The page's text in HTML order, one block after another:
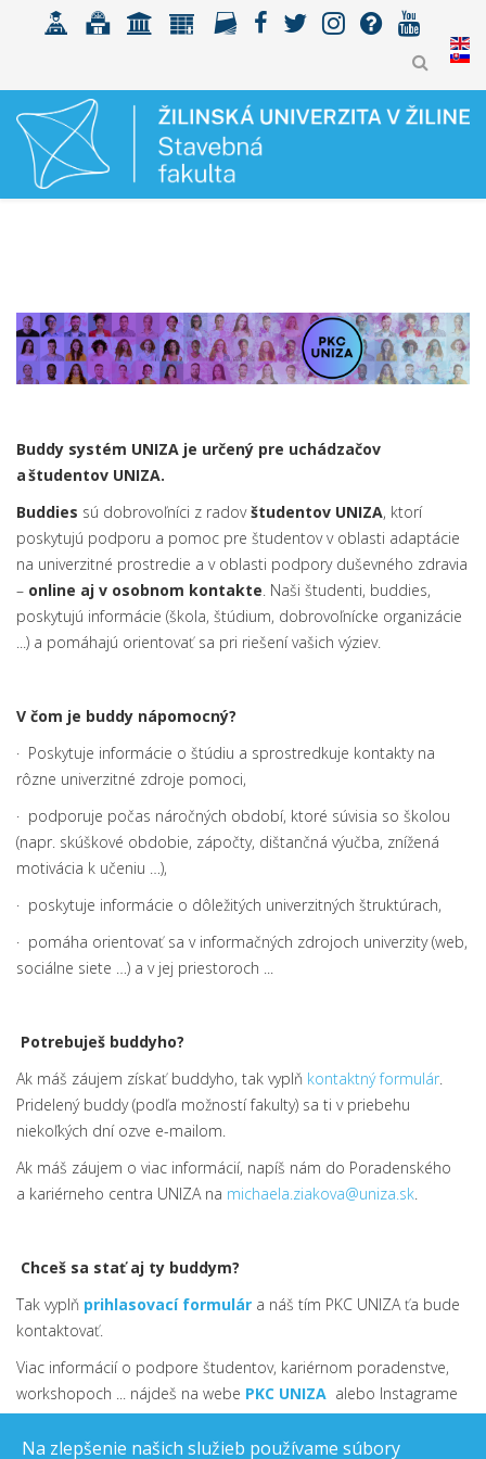
Buddy systém UNIZA je určený pre uchádzačov
a študentov UNIZA.
Buddies sú dobrovoľníci z radovštudentov UNIZA, ktorí
poskytujú podporu a pomoc pre študentov v oblasti adaptácie
na univerzitné prostredie a v oblasti podpory duševného zdravia
– online aj v osobnom kontakte . Naši študenti, buddies,
poskytujú informácie (škola, štúdium, dobrovoľnícke organizácie
...) a pomáhajú orientovať sa pri riešení vašich výziev.
V čom je buddy nápomocný?
· Poskytuje informácie o štúdiu a sprostredkuje kontakty na
rôzne univerzitné zdroje pomoci,
· podporuje počas náročných období, ktoré súvisia so školou
(napr. skúškové obdobie, zápočty, dištančná výučba, znížená
motivácia k učeniu …),
· poskytuje informácie o dôležitých univerzitných štruktúrach,
· pomáha orientovať sa v informačných zdrojoch univerzity (web,
sociálne siete …) a v jej priestoroch ...
Potrebuješ buddyho?
Ak máš záujem získať buddyho, tak vyplň kontaktný formulár
Pridelený buddy (podľa možností fakulty) sa ti v priebehu
niekoľkých dní ozve e-mailom.
Ak máš záujem o viac informácií, napíš nám do Poradenského
a kariérneho centra UNIZA na michaela.ziakova@uniza.sk
Chceš sa stať aj ty buddym?
Tak vyplň prihlasovací formulár a náš tím PKC UNIZA ťa bude
kontaktovať.
Viac informácií o podpore študentov, kariérnom poradenstve,
workshopoch ... nájdeš na webe PKC UNIZA alebo Instagrame
@pkc.uniza
Na zlepšenie našich služieb používame súbory